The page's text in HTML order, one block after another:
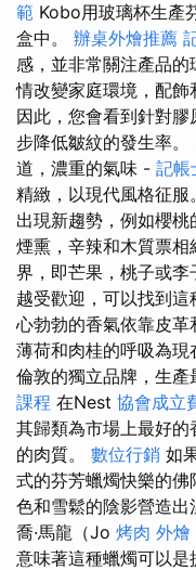
範 Kobo用玻璃杯生產
盒中。 辦桌外燴推薦
感，並非常關注產品的
情改變家庭環境，配飾
因此，您會看到針對
步降低皺紋的發生率。
道，濃重的氣味 - 記帳
精緻，以現代風格征服
出現新趨勢，例如櫻
煙熏，辛辣和木質票相
界，即芒果，桃子或
越受歡迎，可以找到這
心勃勃的香氣依靠皮革
薄荷和肉桂的呼吸為
倫敦的獨立品牌，生產
課程 在Nest 協會成立
其歸類為市場上最好
的肉質。 數位行銷 如
式的芬芳蠟燭快樂的佛
色和雪鬆的陰影營造出
喬·馬龍（Jo 烤肉 外燴
意味著這種蠟燭可以是